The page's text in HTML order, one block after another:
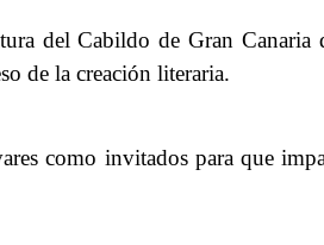
del Cabildo de Gran Canaria
de la creación literaria.
como invitados para que